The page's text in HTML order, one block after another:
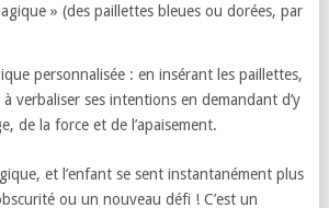
» (des paillettes bleues ou dorées, par
personnalisée : en insérant les paillettes,
à verbaliser ses intentions en demandant d’y
de la force et de l’apaisement.
et l’enfant se sent instantanément plus
ou un nouveau défi ! C’est un